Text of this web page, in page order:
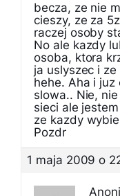
becza, ze nie
cieszy, ze za
raczej osoby
No ale kazdy
osoba, ktora
ja uslyszec i
hehe. Aha i
slowa.. Nie,
sieci ale
ze kazdy
Pozdr
1 maja 2009 o